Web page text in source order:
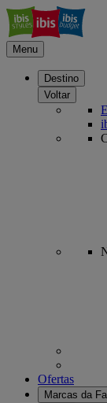
Menu
Destino
Voltar
Ofertas
Marcas da